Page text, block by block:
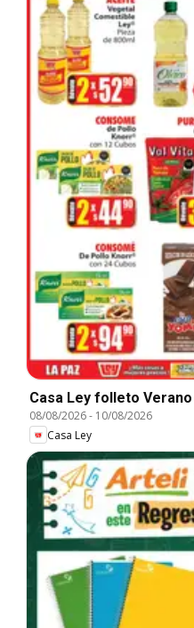
Casa Ley folleto
08/08/2026- 10/08/2026
Casa Ley